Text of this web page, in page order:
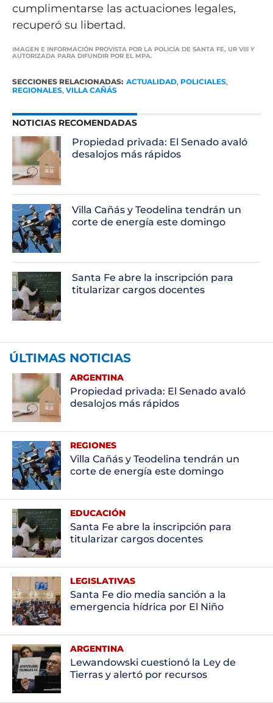
cumplimentarse las actuaciones legales,
recuperó su libertad.
IMAGEN E INFORMACIÓN PROVISTA POR LA POLICÍA DE SANTA FE, UR VIII Y
AUTORIZADA PARA DIFUNDIR POR EL MPA.
SECCIONES RELACIONADAS: ACTUALIDAD, POLICIALES,
REGIONALES, VILLA CAÑÁS
NOTICIAS RECOMENDADAS
Propiedad privada: El Senado avaló
desalojos más rápidos
Villa Cañás y Teodelina tendrán un
corte de energía este domingo
Santa Fe abre la inscripción para
titularizar cargos docentes
ÚLTIMAS NOTICIAS
ARGENTINA
Propiedad privada: El Senado avaló
desalojos más rápidos
REGIONES
Villa Cañás y Teodelina tendrán un
corte de energía este domingo
EDUCACIÓN
Santa Fe abre la inscripción para
titularizar cargos docentes
LEGISLATIVAS
Santa Fe dio media sanción a la
emergencia hídrica por El Niño
ARGENTINA
Lewandowski cuestionó la Ley de
Tierras y alertó por recursos